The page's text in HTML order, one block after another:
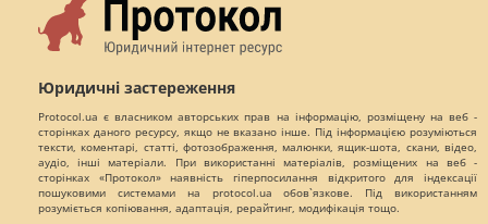
Юридичні застереження
Protocol.ua є власником авторських прав на інформацію, розміщену на веб -
сторінках даного ресурсу, якщо не вказано інше. Під інформацією розуміються
тексти, коментарі, статті, фотозображення, малюнки, ящик-шота, скани, відео,
аудіо, інші матеріали. При використанні матеріалів, розміщених на веб -
сторінках «Протокол» наявність гіперпосилання відкритого для індексації
пошуковими системами на protocol.ua обов`язкове. Під використанням
розуміється копіювання, адаптація, рерайтинг, модифікація тощо.